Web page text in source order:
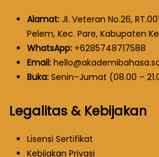
Alamat: Jl. Veteran No.26,
Pelem, Kec. Pare, Kabupaten
WhatsApp: +6285748717588
Email:
Buka: Senin–Jumat (08.00 –
Legalitas & Kebijakan
Lisensi Sertifikat
Kebijakan Privasi